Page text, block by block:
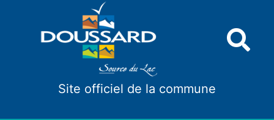
Site officiel de la commune
Panneau de gestion des cookies